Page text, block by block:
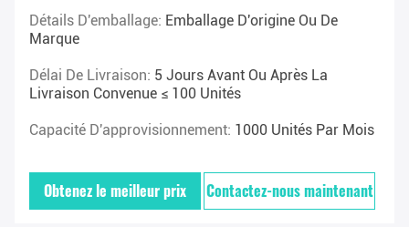
Détails D'emballage: Emballage D'origine Ou De
Marque
Délai De Livraison: 5 Jours Avant Ou Après La
Livraison Convenue ≤ 100 Unités
Capacité D'approvisionnement: 1000 Unités Par Mois
Obtenez le meilleur prix Contactez-nous maintenant